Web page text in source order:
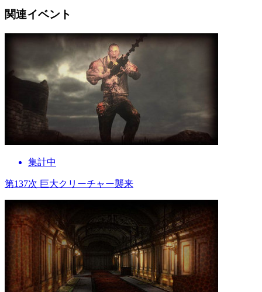
関連イベント
集計中
第137次 巨大クリーチャー襲来